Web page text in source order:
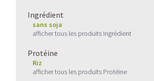
Ingrédient
sans soja
afficher tous les produits Ingrédient
Protéine
Riz
afficher tous les produits Protéine